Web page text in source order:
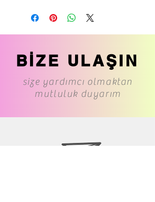
BİZE ULAŞIN
size yardımcı olmaktan
mutluluk duyarım